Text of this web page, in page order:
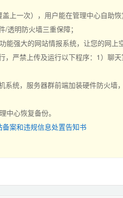
上一次），用户能在管理中心自助恢
透明防火墙三重保障；
强大的网站情报系统，让您的网上
严禁上传及运行以下程序：1）聊
统，服务器群前端加装硬件防火
中心恢复备份。
备案和违规信息处置告知书